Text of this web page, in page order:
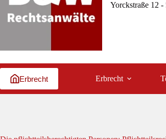
Yorckstraße 12
Erbrecht Erbrecht